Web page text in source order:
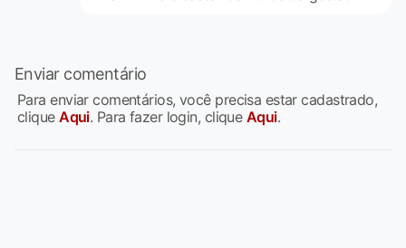
Enviar comentário
Para enviar comentários, você precisa estar cadastrado,
cliqueAqui. Para fazer login, clique Aqui.